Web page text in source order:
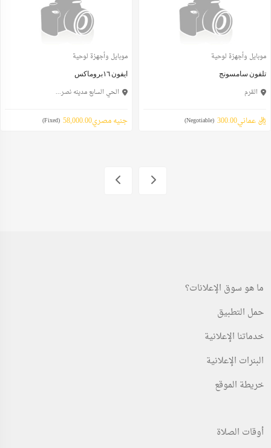
موبايل وأجهزة لوحية
تلفون سامسونج
القرم
ريال عماني300.00 (Negotiable)
موبايل وأجهزة لوحية
ايفون ١٦بروماكس
الحي السابع مدينه نصر...
جنيه مصري58,000.00 (Fixed)
ما هو سوق الإعلانات؟
حمل التطبيق
خدماتنا الإعلانية
البنرات الإعلانية
خريطة الموقع
أوقات الصلاة